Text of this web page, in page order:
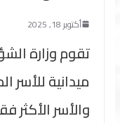
أكتوبر 18, 2025
تقوم وزارة
ميدانية للأسر
والأسر الأكثر